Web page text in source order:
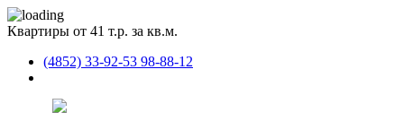
Квартиры от 41 т.р. за кв.м.
(4852) 33-92-53 98-88-12